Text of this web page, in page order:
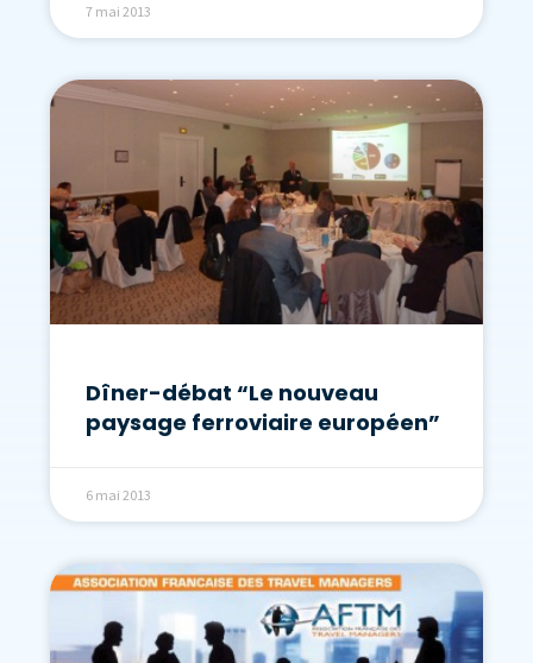
7 mai 2013
Dîner-débat “Le nouveau
paysage ferroviaire européen”
6 mai 2013